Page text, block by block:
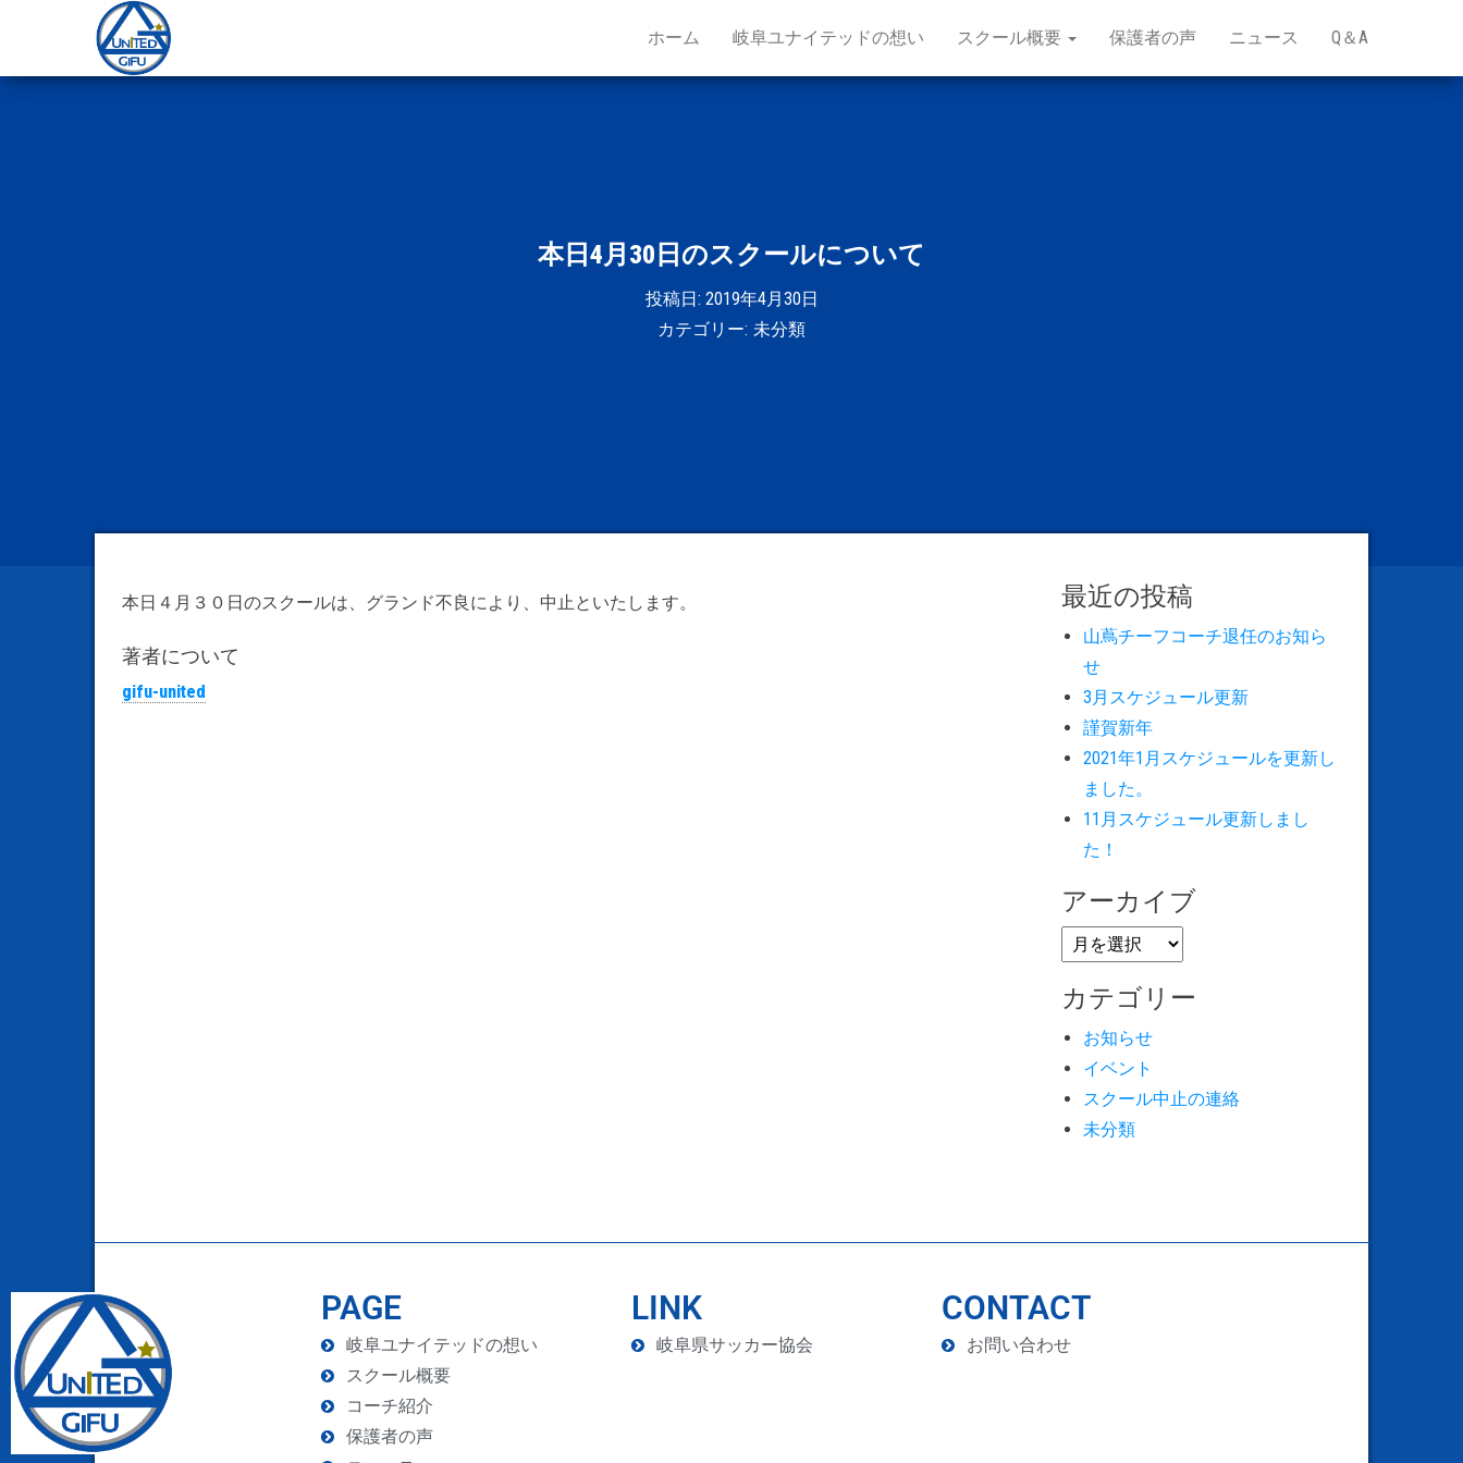
岐
阜
ユ
ホーム 岐阜ユナイテッドの想い スクール概要 保護者の声 ニュース Q＆A
本日4月30日のスクールについて
投稿日: 2019年4月30日
カテゴリー: 未分類
本日４月３０日のスクールは、グランド不良により、中止といたします。
著者について
gifu-united
最近の投稿
山蔦チーフコーチ退任のお知ら
せ
3月スケジュール更新
謹賀新年
2021年1月スケジュールを更新し
ました。
11月スケジュール更新しまし
た！
アーカイブ
カテゴリー
お知らせ
イベント
スクール中止の連絡
未分類
PAGE
岐阜ユナイテッドの想い
スクール概要
コーチ紹介
保護者の声
LINK
岐阜県サッカー協会
CONTACT
お問い合わせ